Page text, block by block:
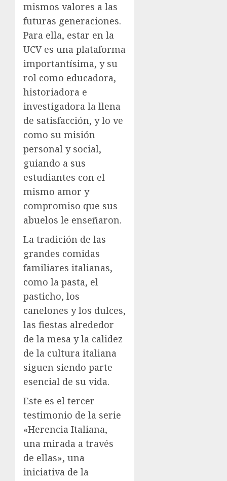
mismos valores a las
futuras generaciones.
Para ella, estar en la
UCV es una plataforma
importantísima, y su
rol como educadora,
historiadora e
investigadora la llena
de satisfacción, y lo ve
como su misión
personal y social,
guiando a sus
estudiantes con el
mismo amor y
compromiso que sus
abuelos le enseñaron.
La tradición de las
grandes comidas
familiares italianas,
como la pasta, el
pasticho, los
canelones y los dulces,
las fiestas alrededor
de la mesa y la calidez
de la cultura italiana
siguen siendo parte
esencial de su vida.
Este es el tercer
testimonio de la serie
«Herencia Italiana,
una mirada a través
de ellas», una
iniciativa de la